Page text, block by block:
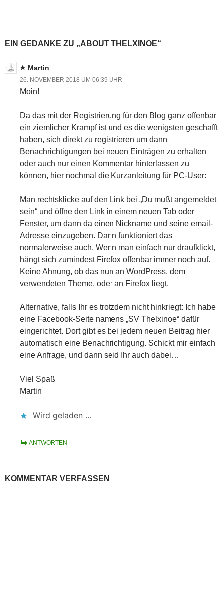
EIN GEDANKE ZU „ABOUT THELXINOE“
Martin
26. NOVEMBER 2018 UM 06:39 UHR
Moin!
Da das mit der Registrierung für den Blog ganz offenbar
ein ziemlicher Krampf ist und es die wenigsten geschafft
haben, sich direkt zu registrieren um dann
Benachrichtigungen bei neuen Einträgen zu erhalten
oder auch nur einen Kommentar hinterlassen zu
können, hier nochmal die Kurzanleitung für PC-User:
Man rechtsklicke auf den Link bei „Du mußt angemeldet
sein“ und öffne den Link in einem neuen Tab oder
Fenster, um dann da einen Nickname und seine email-
Adresse einzugeben. Dann funktioniert das
normalerweise auch. Wenn man einfach nur draufklickt,
hängt sich zumindest Firefox offenbar immer noch auf.
Keine Ahnung, ob das nun an WordPress, dem
verwendeten Theme, oder an Firefox liegt.
Alternative, falls Ihr es trotzdem nicht hinkriegt: Ich habe
eine Facebook-Seite namens „SV Thelxinoe“ dafür
eingerichtet. Dort gibt es bei jedem neuen Beitrag hier
automatisch eine Benachrichtigung. Schickt mir einfach
eine Anfrage, und dann seid Ihr auch dabei…
Viel Spaß
Martin
Wird geladen …
ANTWORTEN
KOMMENTAR VERFASSEN